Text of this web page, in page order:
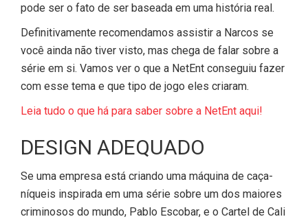
pode ser o fato de ser baseada em uma história real.
Definitivamente recomendamos assistir a Narcos se
você ainda não tiver visto, mas chega de falar sobre a
série em si. Vamos ver o que a NetEnt conseguiu fazer
com esse tema e que tipo de jogo eles criaram.
Leia tudo o que há para saber sobre a NetEnt aqui!
DESIGN ADEQUADO
Se uma empresa está criando uma máquina de caça-
níqueis inspirada em uma série sobre um dos maiores
criminosos do mundo, Pablo Escobar, e o Cartel de Cali